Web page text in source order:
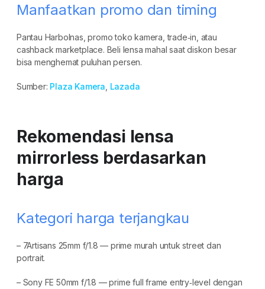
Manfaatkan promo dan timing
Pantau Harbolnas, promo toko kamera, trade‑in, atau
cashback marketplace. Beli lensa mahal saat diskon besar
bisa menghemat puluhan persen.
Sumber: Plaza Kamera Lazada
Rekomendasi lensa
mirrorless berdasarkan
harga
Kategori harga terjangkau
– 7Artisans 25mm f/1.8 — prime murah untuk street dan
portrait.
– Sony FE 50mm f/1.8 — prime full frame entry‑level dengan